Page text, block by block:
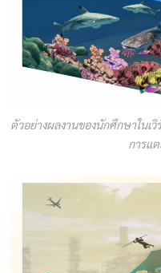
ตัวอย่างผลงานของนักศึกษาในเ
การแ